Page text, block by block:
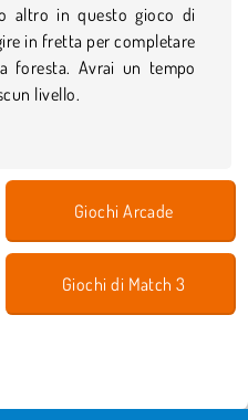
altro in questo gioco di
in fretta per completare
foresta. Avrai un tempo
livello.
Giochi Arcade
Giochi di Match 3